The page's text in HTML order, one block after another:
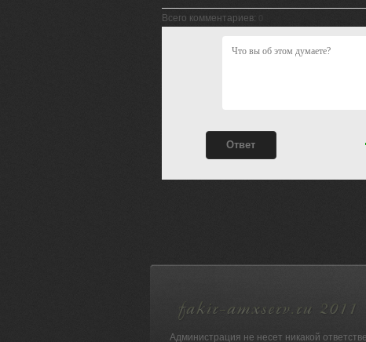
Всего комментариев:
Администрация не несет никакой